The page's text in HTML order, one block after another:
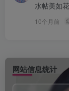
水帖美如
10个月前
网站信息统计